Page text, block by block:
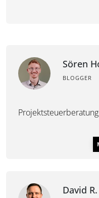
Sören
BLOGGER
David